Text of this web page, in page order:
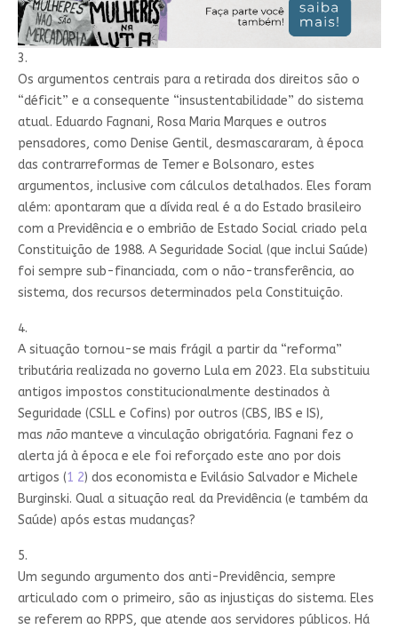
3.
Os argumentos centrais para a retirada dos direitos são o
“déficit” e a consequente “insustentabilidade” do sistema
atual. Eduardo Fagnani, Rosa Maria Marques e outros
pensadores, como Denise Gentil, desmascararam, à época
das contrarreformas de Temer e Bolsonaro, estes
argumentos, inclusive com cálculos detalhados. Eles foram
além: apontaram que a dívida real é a do Estado brasileiro
com a Previdência e o embrião de Estado Social criado pela
Constituição de 1988. A Seguridade Social (que inclui Saúde)
foi sempre sub-financiada, com o não-transferência, ao
sistema, dos recursos determinados pela Constituição.
4.
A situação tornou-se mais frágil a partir da “reforma”
tributária realizada no governo Lula em 2023. Ela substituiu
antigos impostos constitucionalmente destinados à
Seguridade (CSLL e Cofins) por outros (CBS, IBS e IS),
mas não manteve a vinculação obrigatória. Fagnani fez o
alerta já à época e ele foi reforçado este ano por dois
artigos (1 2) dos economista e Evilásio Salvador e Michele
Burginski. Qual a situação real da Previdência (e também da
Saúde) após estas mudanças?
5.
Um segundo argumento dos anti-Previdência, sempre
articulado com o primeiro, são as injustiças do sistema. Eles
se referem ao RPPS, que atende aos servidores públicos. Há